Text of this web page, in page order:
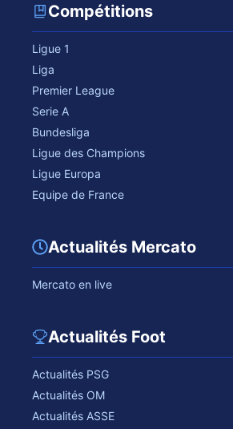
Compétitions
Ligue 1
Liga
Premier League
Serie A
Bundesliga
Ligue des Champions
Ligue Europa
Equipe de France
Actualités Mercato
Mercato en live
Actualités Foot
Actualités PSG
Actualités OM
Actualités ASSE